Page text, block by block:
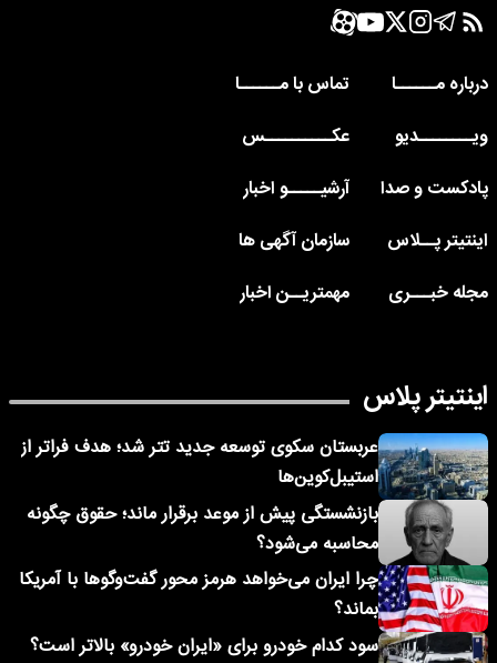
درباره مــــــا
تماس با مــــــا
ویــــــــدیو
عکــــــــــس
پادکست و صدا
آرشیـــــو اخبار
اینتیتر پــلاس
سازمان آگهی ها
مجله خبـــری
مهمتریــن اخبار
اینتیتر پلاس
عربستان سکوی توسعه جدید تتر شد؛ هدف فراتر از
استیبل‌کوین‌ها
بازنشستگی پیش از موعد برقرار ماند؛ حقوق چگونه
محاسبه می‌شود؟
چرا ایران می‌خواهد هرمز محور گفت‌وگوها با آمریکا
بماند؟
سود کدام خودرو برای «ایران خودرو» بالاتر است؟